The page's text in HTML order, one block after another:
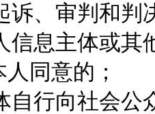
、审判和判
息主体或其
同意的；
行向社会公